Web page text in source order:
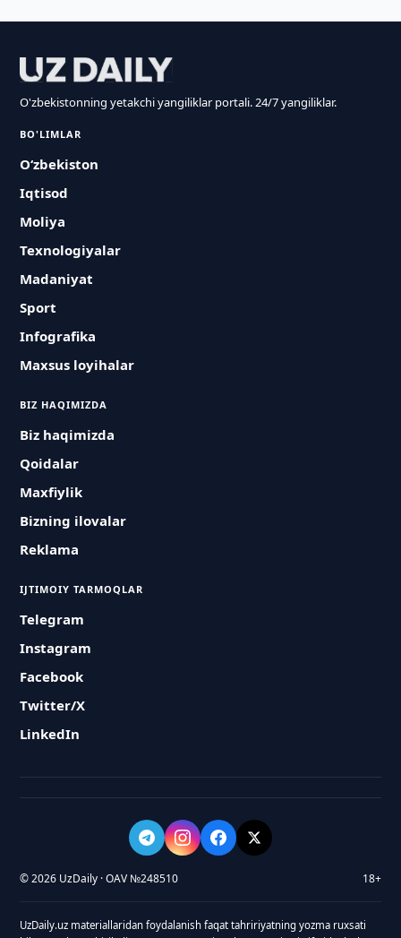
O'zbekistonning yetakchi yangiliklar portali. 24/7 yangiliklar.
BO'LIMLAR
O‘zbekiston
Iqtisod
Moliya
Texnologiyalar
Madaniyat
Sport
Infografika
Maxsus loyihalar
BIZ HAQIMIZDA
Biz haqimizda
Qoidalar
Maxfiylik
Bizning ilovalar
Reklama
IJTIMOIY TARMOQLAR
Telegram
Instagram
Facebook
Twitter/X
LinkedIn
© 2026 UzDaily · OAV №248510 18+
UzDaily.uz materiallaridan foydalanish faqat tahririyatning yozma ruxsati